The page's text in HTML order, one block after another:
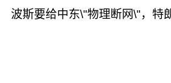
波斯要给中东\"物理断网\"，特